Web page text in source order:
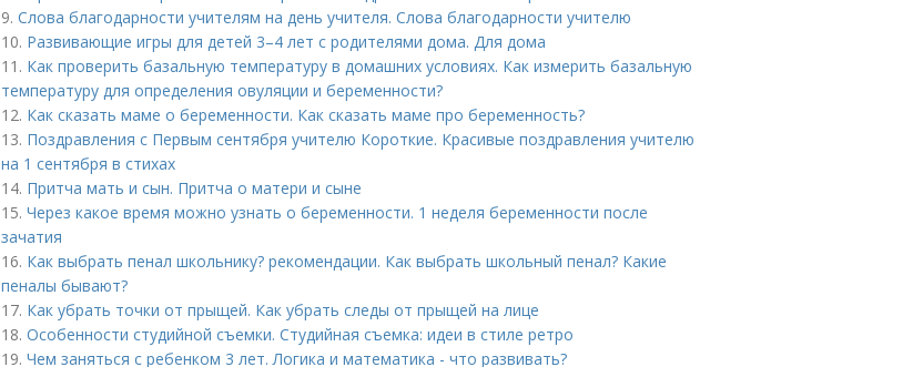
9. Слова благодарности учителям на день учителя. Слова благодарности учителю
10. Развивающие игры для детей 3–4 лет с родителями дома. Для дома
11. Как проверить базальную температуру в домашних условиях. Как измерить базальную
температуру для определения овуляции и беременности?
12. Как сказать маме о беременности. Как сказать маме про беременность?
13. Поздравления с Первым сентября учителю Короткие. Красивые поздравления учителю
на 1 сентября в стихах
14. Притча мать и сын. Притча о матери и сыне
15. Через какое время можно узнать о беременности. 1 неделя беременности после
зачатия
16. Как выбрать пенал школьнику? рекомендации. Как выбрать школьный пенал? Какие
пеналы бывают?
17. Как убрать точки от прыщей. Как убрать следы от прыщей на лице
18. Особенности студийной съемки. Студийная съемка: идеи в стиле ретро
19. Чем заняться с ребенком 3 лет. Логика и математика - что развивать?